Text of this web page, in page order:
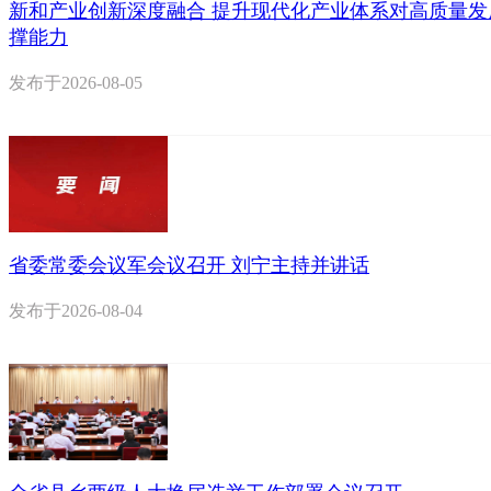
新和产业创新深度融合 提升现代化产业体系对高质量
撑能力
发布于2026-08-05
省委常委会议军会议召开 刘宁主持并讲话
发布于2026-08-04